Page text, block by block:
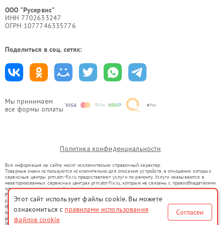
Мы принимаем
все формы оплаты
ООО "Русервис"
ИНН 7702633247
ОГРН 1077746335776
Поделиться в соц. сетях:
Политика конфиденциальности
Вся информация на сайте носит исключительно справочный характер.
Товарные знаки используются исключительно для описания устройств, в отношении которых
сервисные центры prm.atn-fix.ru предоставляют услуги по ремонту. Услуги оказываются в
неавторизованных сервисных центрах prm.atn-fix.ru, которые не связаны с правообладателями
товарных знаков или их официальными представителями.
Ремонт осуществляется для устройств, уже введенных в гражданский оборот в соответствии
со статьей 1487 ГК РФ.
Использование товарных знаков не преследует цели индивидуализации услуг или введения
потребителей в заблуждение, а служит для информирования о предоставляемых услугах по
ремонту техники указанных брендов.
Этот сайт использует файлы cookie. Вы можете
ознакомиться с правилами использования
файлов cookie
Согласен